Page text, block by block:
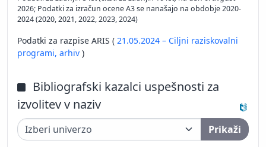
2026; Podatki za izračun ocene A3 se nanašajo na obdobje 2020-
2024 (2020, 2021, 2022, 2023, 2024)
Podatki za razpise ARIS ( 21.05.2024 – Ciljni raziskovalni
programi, arhiv )
Bibliografski kazalci uspešnosti za
izvolitev v naziv
Prikaži